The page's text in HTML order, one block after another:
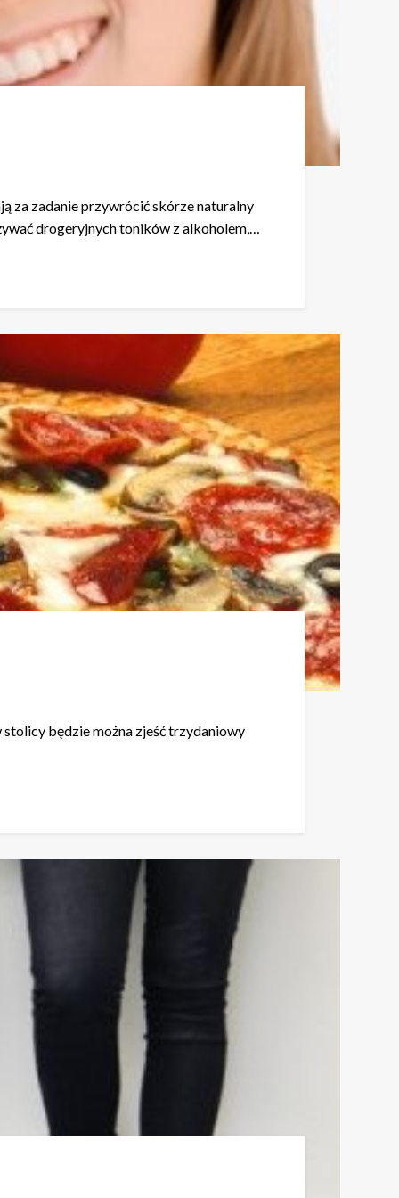
za zadanie przywrócić skórze naturalny
drogeryjnych toników z alkoholem,…
będzie można zjeść trzydaniowy